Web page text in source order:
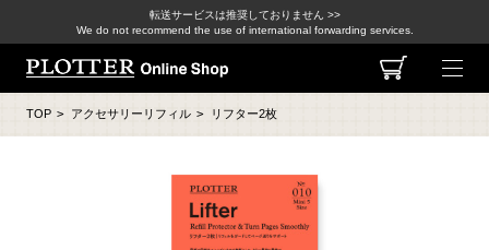
転送サービスは推奨しておりません >>
We do not recommend the use of international forwarding services.
TOP > アクセサリーリフィル > リフター2枚